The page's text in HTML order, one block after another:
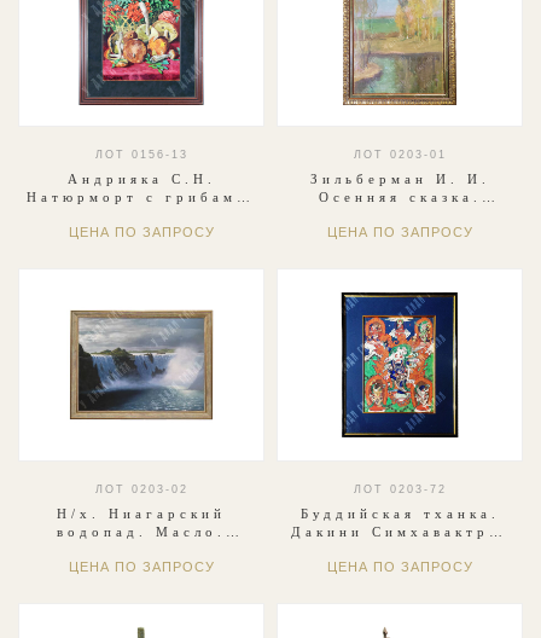
ЛОТ 0156-13
Андрияка С.Н.
Натюрморт с грибами.
Россия. 2011.
ЦЕНА ПО ЗАПРОСУ
ЛОТ 0203-01
Зильберман И. И.
Осенняя сказка.
1980-е
ЦЕНА ПО ЗАПРОСУ
ЛОТ 0203-02
Н/х. Ниагарский
водопад. Масло.
ЦЕНА ПО ЗАПРОСУ
ЛОТ 0203-72
Буддийская тханка.
Дакини Симхавактра,
голову». Тибет, XIX
ЦЕНА ПО ЗАПРОСУ